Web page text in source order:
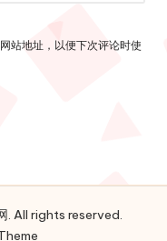
站地址，以便下次评论时使
All rights reserved.